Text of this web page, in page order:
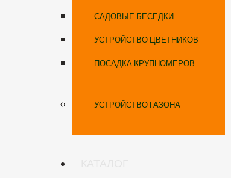
САДОВЫЕ БЕСЕДКИ
УСТРОЙСТВО ЦВЕТНИКОВ
ПОСАДКА КРУПНОМЕРОВ
УСТРОЙСТВО ГАЗОНА